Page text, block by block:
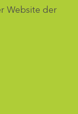
Website der